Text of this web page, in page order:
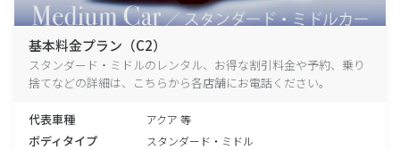
基本料金プラン（C2）
スタンダード・ミドルのレンタル、お得な割引料金や予約、乗り
捨てなどの詳細は、こちらから各店舗にお電話ください。
代表車種 アクア 等
ボディタイプ スタンダード・ミドル